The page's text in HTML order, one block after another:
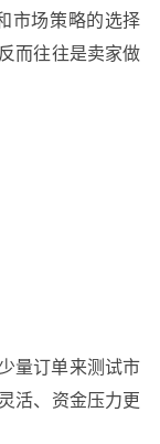
市场策略的选择
而往往是卖家做
量订单来测试市
活、资金压力更